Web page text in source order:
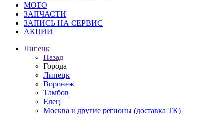
МОТО
ЗАПЧАСТИ
ЗАПИСЬ НА СЕРВИС
АКЦИИ
Липецк
Назад
Города
Липецк
Воронеж
Тамбов
Елец
Москва и другие регионы (доставка ТК)